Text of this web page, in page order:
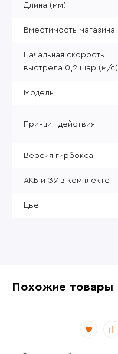
Длина (мм)
Вместимость магазина
Начальная скорость
выстрела 0,2 шар (м/с)
Модель
Принцип действия
Версия гирбокса
АКБ и ЗУ в комплекте
Цвет
Похожие товары